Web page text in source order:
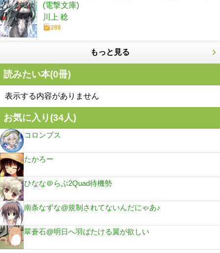
(電撃文庫)
川上 稔
288
もっと見る
読みたい本(0冊)
表示する内容がありません
お気に入り(34人)
コロンブス
たかろー
ひなな＠らぶ2Quad待機勢
南条なずな@規制されてないんだにゃあ♪
翠蒼石@明日へ羽ばたける翼が欲しい